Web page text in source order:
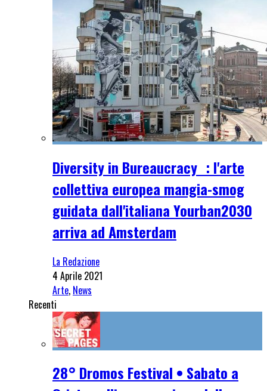
Diversity in Bureaucracy : l'arte
collettiva europea mangia-smog
guidata dall'italiana Yourban2030
arriva ad Amsterdam
La Redazione
4 Aprile 2021
Arte, News
Recenti
28° Dromos Festival • Sabato a